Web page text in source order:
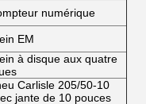
numérique
EM
à disque aux quatre
Carlisle 205/50-10
jante de 10 pouces